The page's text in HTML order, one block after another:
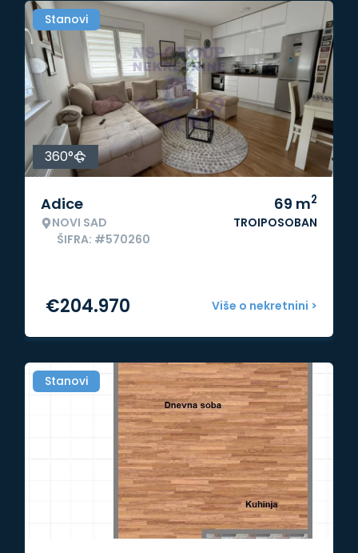
Stanovi
360°
Adice
NOVI SAD
ŠIFRA: #570260
69 m2
TROIPOSOBAN
Više o nekretnini >
€204.970
Stanovi